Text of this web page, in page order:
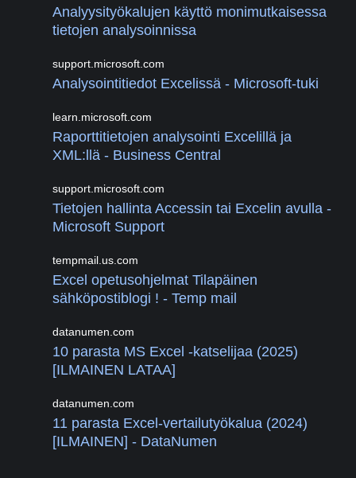
Analyysityökalujen käyttö monimutkaisessa
tietojen analysoinnissa
support.microsoft.com
Analysointitiedot Excelissä - Microsoft-tuki
learn.microsoft.com
Raporttitietojen analysointi Excelillä ja
XML:llä - Business Central
support.microsoft.com
Tietojen hallinta Accessin tai Excelin avulla -
Microsoft Support
tempmail.us.com
Excel opetusohjelmat Tilapäinen
sähköpostiblogi ! - Temp mail
datanumen.com
10 parasta MS Excel -katselijaa (2025)
[ILMAINEN LATAA]
datanumen.com
11 parasta Excel-vertailutyökalua (2024)
[ILMAINEN] - DataNumen